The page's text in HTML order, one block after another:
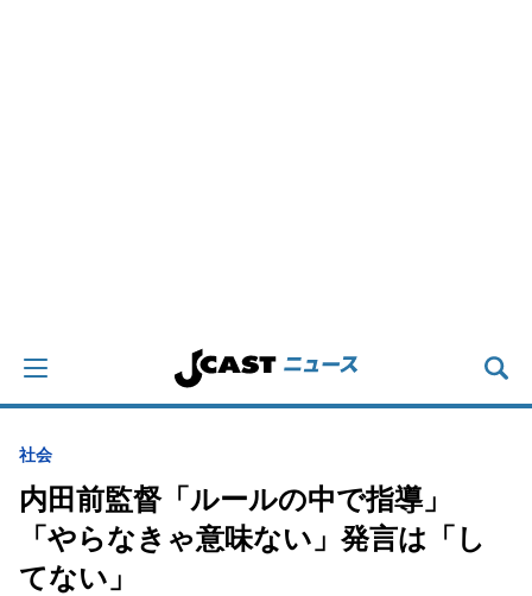
社会
内田前監督「ルールの中で指導」
「やらなきゃ意味ない」発言は「し
てない」